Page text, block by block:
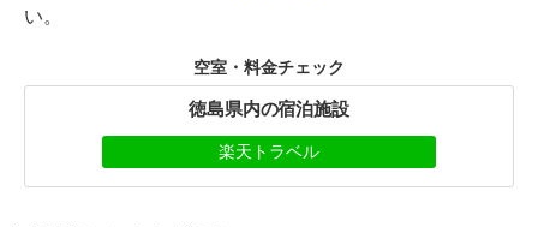
い。
空室・料金チェック
徳島県内の宿泊施設
楽天トラベル